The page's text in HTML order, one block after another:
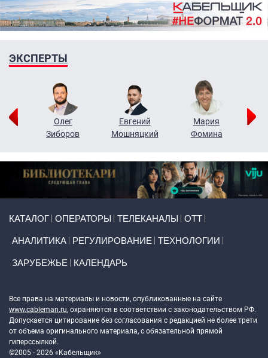
ЭКСПЕРТЫ
Олег
Зиборов
Евгений
Мошняцкий
Мария
Фомина
КАТАЛОГ ОПЕРАТОРЫ ТЕЛЕКАНАЛЫ ОТТ
АНАЛИТИКА РЕГУЛИРОВАНИЕ ТЕХНОЛОГИИ
ЗАРУБЕЖЬЕ КАЛЕНДАРЬ
Все права на материалы и новости, опубликованные на сайте
www.cableman.ru, охраняются в соответствии с законодательством РФ.
Допускается цитирование без согласования с редакцией не более трети
от объема оригинального материала, с обязательной прямой
гиперссылкой.
©2005 - 2026 «Кабельщик»